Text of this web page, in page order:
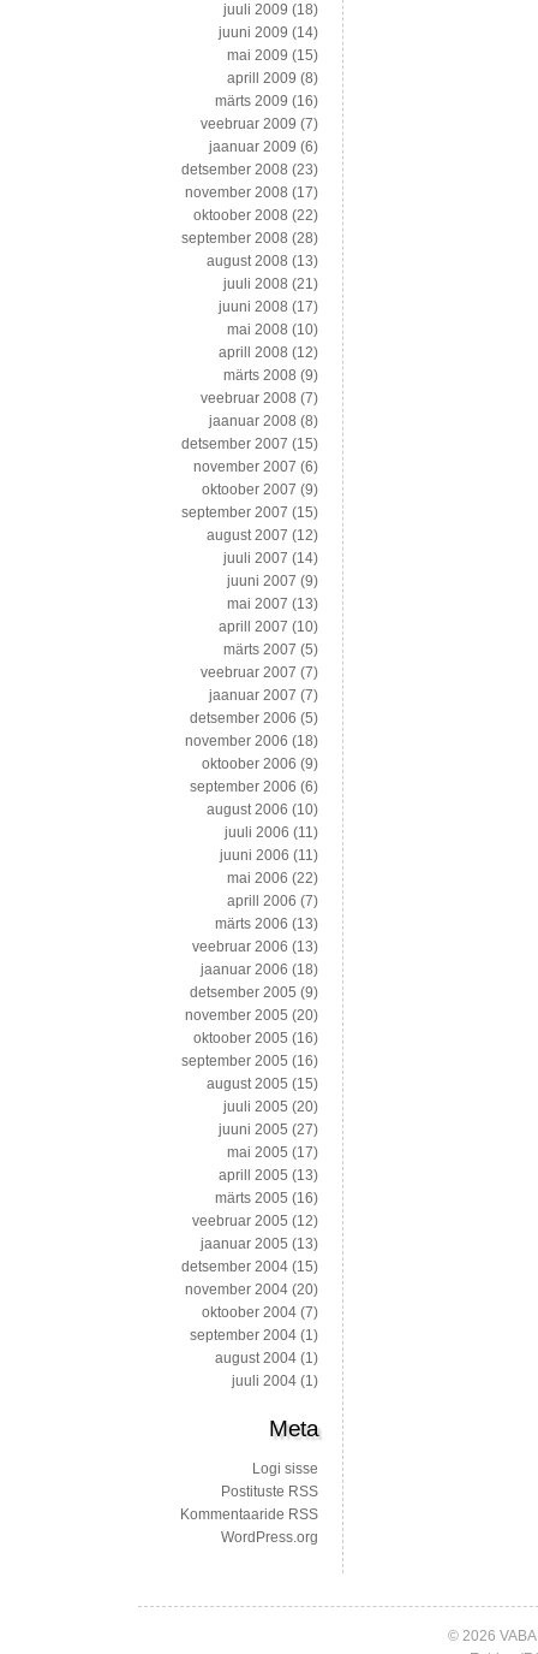
juuli 2009 (18)
juuni 2009 (14)
mai 2009 (15)
aprill 2009 (8)
märts 2009 (16)
veebruar 2009 (7)
jaanuar 2009 (6)
detsember 2008 (23)
november 2008 (17)
oktoober 2008 (22)
september 2008 (28)
august 2008 (13)
juuli 2008 (21)
juuni 2008 (17)
mai 2008 (10)
aprill 2008 (12)
märts 2008 (9)
veebruar 2008 (7)
jaanuar 2008 (8)
detsember 2007 (15)
november 2007 (6)
oktoober 2007 (9)
september 2007 (15)
august 2007 (12)
juuli 2007 (14)
juuni 2007 (9)
mai 2007 (13)
aprill 2007 (10)
märts 2007 (5)
veebruar 2007 (7)
jaanuar 2007 (7)
detsember 2006 (5)
november 2006 (18)
oktoober 2006 (9)
september 2006 (6)
august 2006 (10)
juuli 2006 (11)
juuni 2006 (11)
mai 2006 (22)
aprill 2006 (7)
märts 2006 (13)
veebruar 2006 (13)
jaanuar 2006 (18)
detsember 2005 (9)
november 2005 (20)
oktoober 2005 (16)
september 2005 (16)
august 2005 (15)
juuli 2005 (20)
juuni 2005 (27)
mai 2005 (17)
aprill 2005 (13)
märts 2005 (16)
veebruar 2005 (12)
jaanuar 2005 (13)
detsember 2004 (15)
november 2004 (20)
oktoober 2004 (7)
september 2004 (1)
august 2004 (1)
juuli 2004 (1)
Meta
Logi sisse
Postituste RSS
Kommentaaride RSS
WordPress.org
© 2026